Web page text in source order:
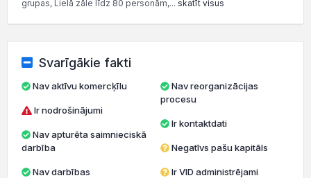
grupas, Lielā zāle līdz 80 personām,... skatīt visus
Svarīgākie fakti
Nav aktīvu komercķīlu
Ir nodrošinājumi
darbība
Nav reorganizācijas
procesu
Ir kontaktdati
Negatīvs pašu kapitāls
Ir VID administrējami